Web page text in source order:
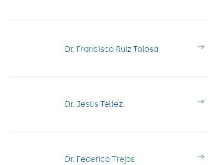
Dr. Francisco Ruiz Tolosa
Dr. Jesús Téllez
Dr. Federico Trejos